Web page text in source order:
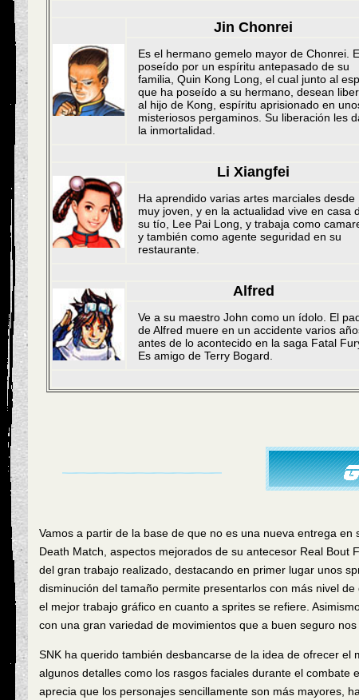
Jin Chonrei
Es el hermano gemelo mayor de Chonrei.
poseído por un espíritu antepasado de su
familia, Quin Kong Long, el cual junto al
que ha poseído a su hermano, desean
al hijo de Kong, espíritu aprisionado en
misteriosos pergaminos. Su liberación les
la inmortalidad.
Li Xiangfei
Ha aprendido varias artes marciales desde
muy joven, y en la actualidad vive en casa
su tío, Lee Pai Long, y trabaja como
y también como agente seguridad en su
restaurante.
Alfred
Ve a su maestro John como un ídolo. El
de Alfred muere en un accidente varios
antes de lo acontecido en la saga Fatal
Es amigo de Terry Bogard.
Vamos a partir de la base de que no es una nueva entrega
Death Match, aspectos mejorados de su antecesor Real
del gran trabajo realizado, destacando en primer lugar unos
disminución del tamaño permite presentarlos con más nivel
el mejor trabajo gráfico en cuanto a sprites se refiere.
con una gran variedad de movimientos que a buen seguro
SNK ha querido también desbancarse de la idea de ofrecer
algunos detalles como los rasgos faciales durante el
aprecia que los personajes sencillamente son más mayores,